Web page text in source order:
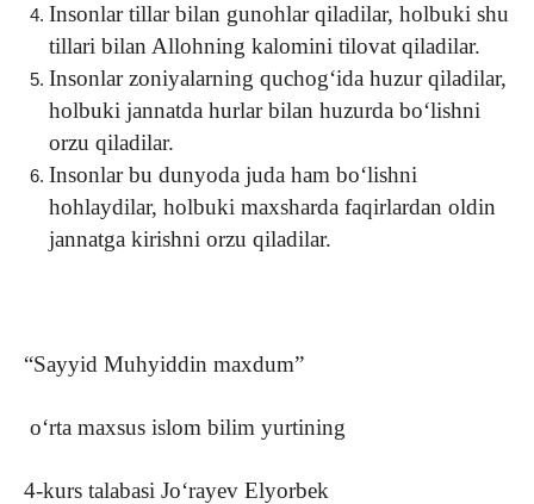
Insonlar tillar bilan gunohlar qiladilar, holbuki shu
tillari bilan Allohning kalomini tilovat qiladilar.
Insonlar zoniyalarning quchog‘ida huzur qiladilar,
holbuki jannatda hurlar bilan huzurda bo‘lishni
orzu qiladilar.
Insonlar bu dunyoda juda ham bo‘lishni
hohlaydilar, holbuki maxsharda faqirlardan oldin
jannatga kirishni orzu qiladilar.
“Sayyid Muhyiddin maxdum”
o‘rta maxsus islom bilim yurtining
4-kurs talabasi Jo‘rayev Elyorbek